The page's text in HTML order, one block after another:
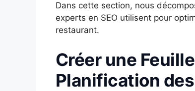
Dans cette section, nous
experts en SEO utilisent pour
restaurant.
Créer une
Planification